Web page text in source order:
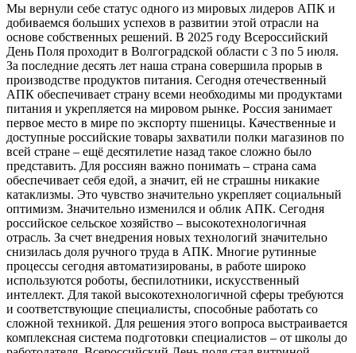
Мы вернули себе статус одного из мировых лидеров АПК и
добиваемся больших успехов в развитии этой отрасли на
основе собственных решений. В 2025 году Всероссийский
День Поля проходит в Волгоградской области с 3 по 5 июля.
За последние десять лет наша страна совершила прорыв в
производстве продуктов питания. Сегодня отечественный
АПК обеспечивает страну всеми необходимы ми продуктами
питания и укрепляется на мировом рынке. Россия занимает
первое место в мире по экспорту пшеницы. Качественные и
доступные российские товары захватили полки магазинов по
всей стране – ещё десятилетие назад такое сложно было
представить. Для россиян важно понимать – страна сама
обеспечивает себя едой, а значит, ей не страшны никакие
катаклизмы. Это чувство значительно укрепляет социальный
оптимизм. Значительно изменился и облик АПК. Сегодня
российское сельское хозяйство – высокотехнологичная
отрасль. За счет внедрения новых технологий значительно
снизилась доля ручного труда в АПК. Многие рутинные
процессы сегодня автоматизированы, в работе широко
используются роботы, беспилотники, искусственный
интеллект. Для такой высокотехнологичной сферы требуются
и соответствующие специалисты, способные работать со
сложной техникой. Для решения этого вопроса выстраивается
комплексная система подготовки специалистов – от школы до